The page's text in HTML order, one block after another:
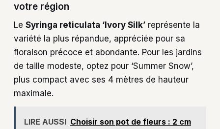
votre région
Le Syringa reticulata ‘Ivory Silk’ représente la
variété la plus répandue, appréciée pour sa
floraison précoce et abondante. Pour les jardins
de taille modeste, optez pour ‘Summer Snow’,
plus compact avec ses 4 mètres de hauteur
maximale.
LIRE AUSSI Choisir son pot de fleurs : 2 cm